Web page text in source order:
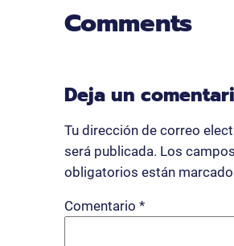
Comments
Deja un
Tu dirección de correo
será publicada. Los campos
obligatorios están
Comentario *